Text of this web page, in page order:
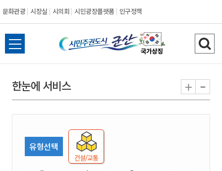
문화관광 시장실 시의회 시민광장플랫폼 인구정책
시
민
권
도
시
전
체
뉴
열
검
색
기
한눈에 서비스 + -
유형선택
건설/교통